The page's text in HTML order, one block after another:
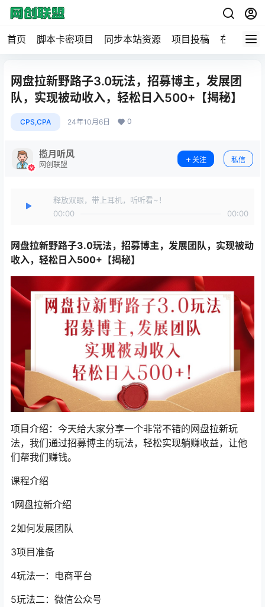
首页 脚本卡密项目 同步本站资源 项目投稿 在线工具
网盘拉新野路子3.0玩法，招募博主，发展团
队，实现被动收入，轻松日入500+【揭秘】
CPS,CPA 24年10月6日 0
揽月听风
网创联盟
关注 私信
释放双眼，带上耳机，听听看~！
00:00
00:00
网盘拉新野路子3.0玩法 ，招募博主，发展团队，实现被动
收入，轻松日入500+【揭秘】
项目介绍：今天给大家分享一个非常不错的网盘拉新玩
法，我们通过招募博主的玩法，轻松实现躺赚收益，让他
们帮我们赚钱。
课程介绍
1网盘拉新介绍
2如何发展团队
3项目准备
4玩法一：电商平台
5玩法二：微信公众号